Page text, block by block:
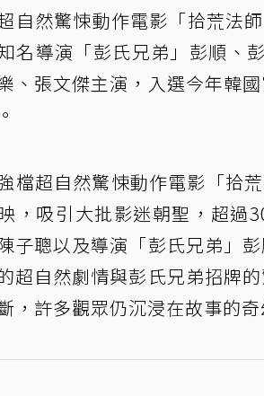
自然驚悚動作電影「拾荒法
名導演「彭氏兄弟」彭順、
、張文傑主演，入選今年韓
檔超自然驚悚動作電影「拾
，吸引大批影迷朝聖，超過
子聰以及導演「彭氏兄弟」
超自然劇情與彭氏兄弟招牌
，許多觀眾仍沉浸在故事的奇